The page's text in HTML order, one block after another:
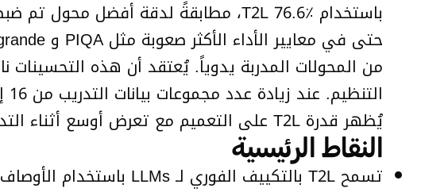
من المحولات المدربة يدوياً. يُعتقد أن هذه
يُظهر قدرة T2L على التعميم مع تعرض أوسع أثناء التدريب.
النقاط الرئيسية
تسمح T2L بالتكييف الفوري لـ LLMs باستخدام الأوصاف بلغة طبيعية فقط.